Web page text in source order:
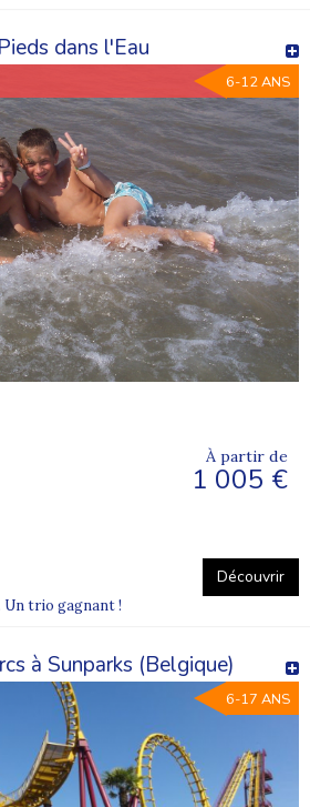
dans l'Eau
6-12 ANS
À partir de
1 005 €
Découvrir
Un trio gagnant !
à Sunparks (Belgique)
6-17 ANS